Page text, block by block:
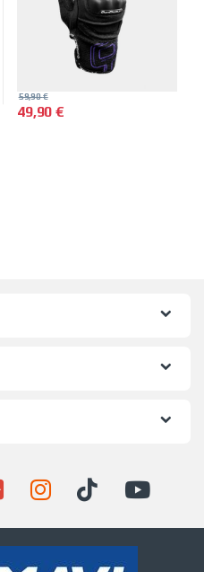
49,90€
59,90€